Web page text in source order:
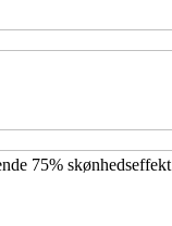
75% skønhedseffekt